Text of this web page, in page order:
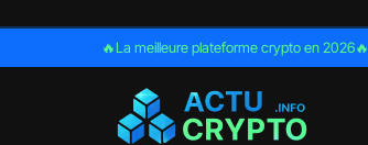
🔥La meilleure plateforme crypto en 2026🔥